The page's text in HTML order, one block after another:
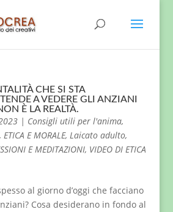
CHE SI STA
A VEDERE GLI ANZIANI
È LA REALTÀ.
| Consigli utili per l'anima,
ETICA E MORALE, Laicato adulto,
E MEDITAZIONI, VIDEO DI ETICA
al giorno d’oggi che facciano
Cosa desiderano in fondo al